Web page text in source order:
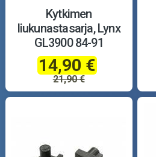
Kytkimen
liukunastasarja, Lynx
GL3900 84-91
14,90 €
21,90 €